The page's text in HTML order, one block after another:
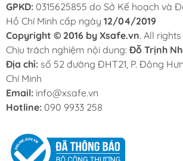
GPKD: 0315625855 do Sở Kế hoạch và
Hồ Chí Minh cấp ngày 12/04/2019
Copyright © 2016 by Xsafe.vn. All
Chịu trách nghiệm nội dung: Đỗ Trịnh
Địa chỉ: số 52 đường ĐHT21, P. Đông
Chí Minh
Email: info@xsafe.vn
Hotline: 090 9933 258